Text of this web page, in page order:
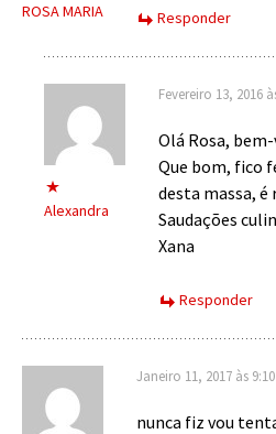
ROSA MARIA Responder
Alexandra
Fevereiro 13, 2016
Olá Rosa,
Que bom, fico
desta massa,
Saudações
Xana
Responder
Janeiro 11, 2017 às
nunca fiz vou